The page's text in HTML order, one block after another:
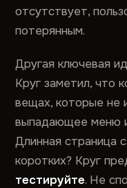
отсутствует,
потерянным.
Другая ключевая
Круг заметил, что
вещах, которые не
выпадающее меню
Длинная страница
коротких? Круг
тестируйте. Не